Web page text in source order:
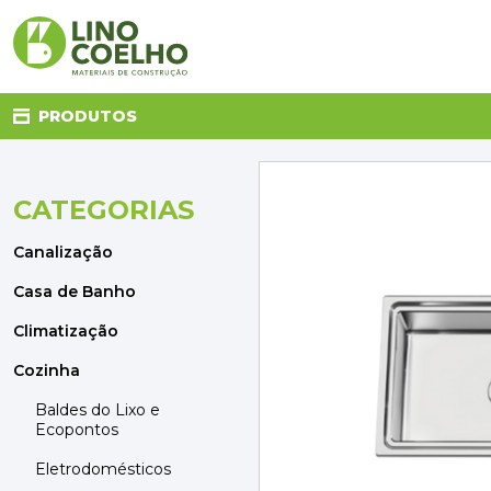
PRODUTOS
CANALIZAÇÃO
CLIMATIZAÇÃO
COZINHA
ELETRICIDADE
FERRAGENS
ILUMINAÇÃO
JARDIM
MATERIAIS DE CONSTRUÇÃO
CATEGORIAS
Canalização
Casa de Banho
Climatização
Cozinha
Baldes do Lixo e
Ecopontos
Eletrodomésticos